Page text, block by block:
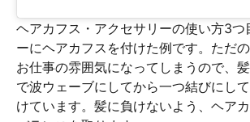
ヘアカフス・アクセサリーの使い方3つ
ーにヘアカフスを付けた例です。ただ
お仕事の雰囲気になってしまうので、
で波ウェーブにしてから一つ結びにし
けています。髪に負けないよう、ヘア